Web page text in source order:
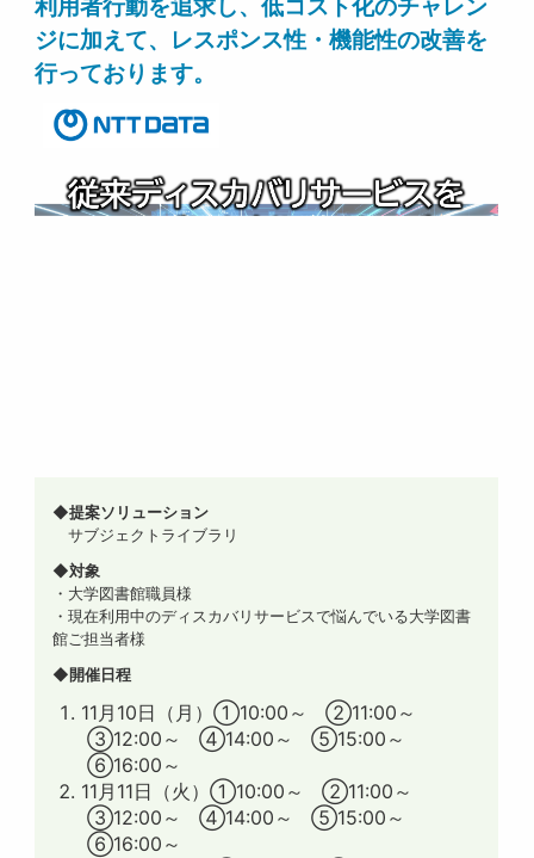
利用者行動を追求し、低コスト化のチャレン
ジに加えて、レスポンス性・機能性の改善を
行っております。
◆提案ソリューション
サブジェクトライブラリ
◆対象
・大学図書館職員様
・現在利用中のディスカバリサービスで悩んでいる大学図書
館ご担当者様
◆開催日程
11月10日（月）①10:00～ ②11:00～
③12:00～ ④14:00～ ⑤15:00～
⑥16:00～
11月11日（火）①10:00～ ②11:00～
③12:00～ ④14:00～ ⑤15:00～
⑥16:00～